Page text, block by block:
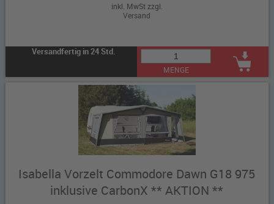
inkl. MwSt zzgl.
Versand
Versandfertig in 24 Std.
MENGE
Isabella Vorzelt Commodore Dawn G18 975
inklusive CarbonX ** AKTION **